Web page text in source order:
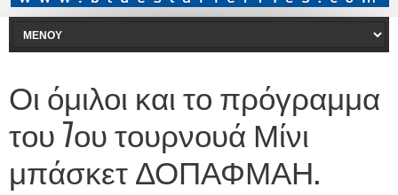
Οι όμιλοι και το πρόγραμμα
του 7ου τουρνουά Μίνι
μπάσκετ ΔΟΠΑΦΜΑΗ.